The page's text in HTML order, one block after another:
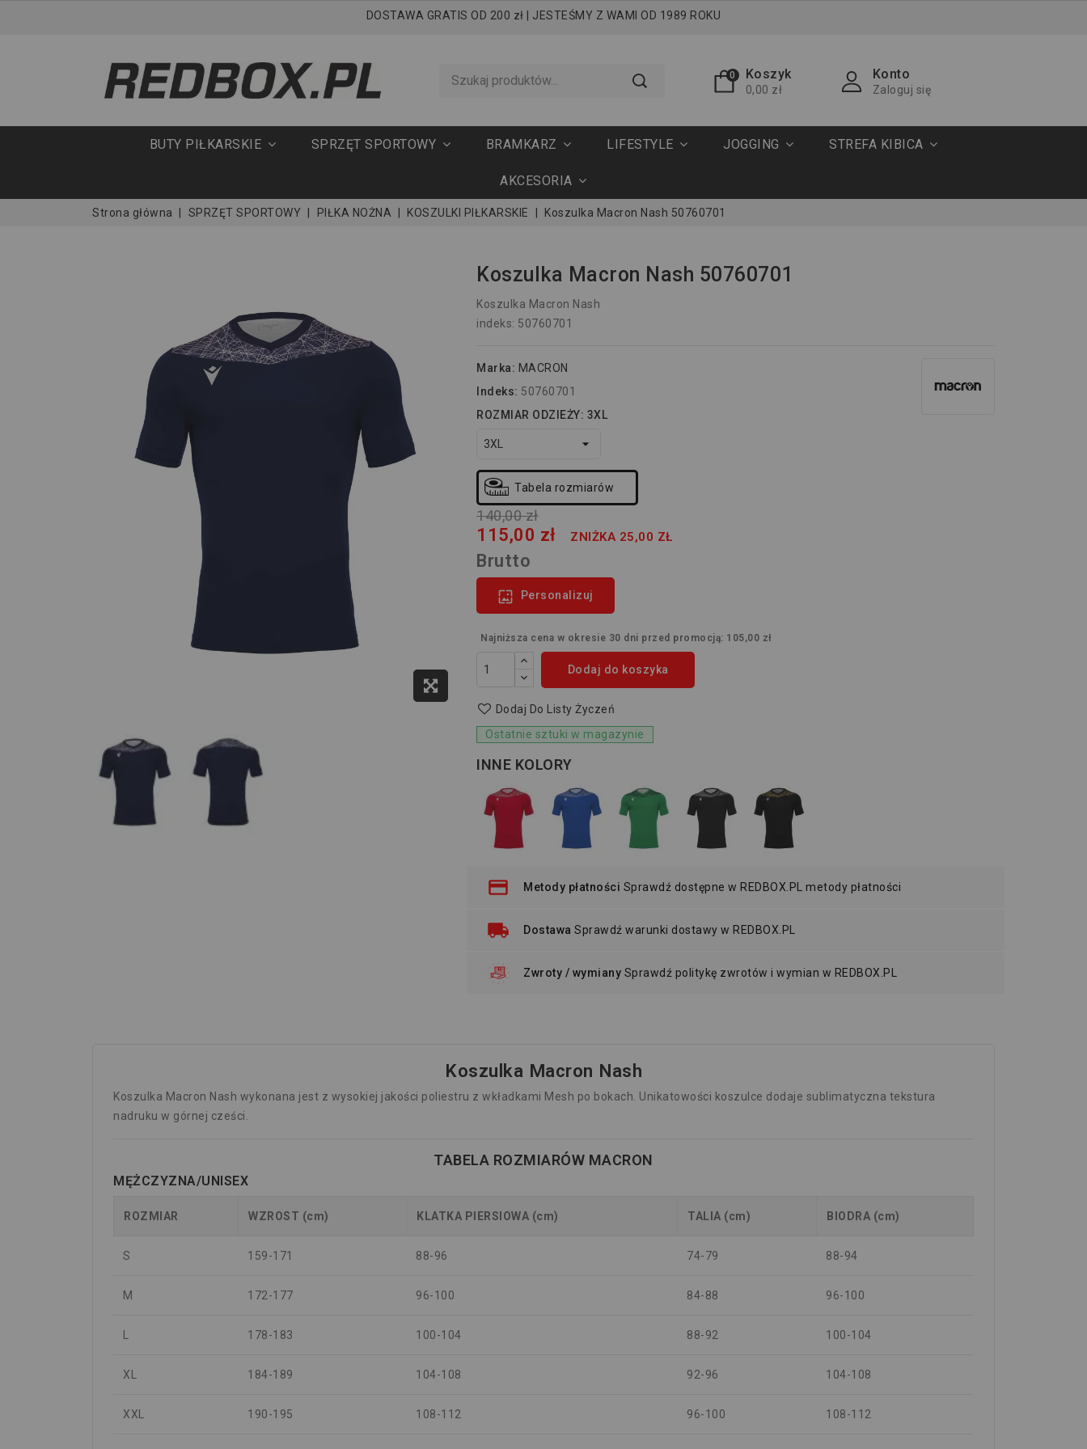
DOSTAWA GRATIS OD 200 zł | JESTEŚMY Z WAMI OD 1989 ROKU
0 Koszyk
0,00 zł
Konto
Zaloguj się
BUTY PIŁKARSKIE SPRZĘT SPORTOWY BRAMKARZ LIFESTYLE JOGGING STREFA KIBICA
AKCESORIA
Strona główna SPRZĘT SPORTOWY PIŁKA NOŻNA KOSZULKI PIŁKARSKIE Koszulka Macron Nash 50760701
Koszulka Macron Nash 50760701
Koszulka Macron Nash
indeks: 50760701
Marka: MACRON
Indeks: 50760701
ROZMIAR ODZIEŻY: 3XL
Tabela rozmiarów
140,00 zł
115,00 zł ZNIŻKA 25,00 ZŁ
Brutto
 Personalizuj
Najniższa cena w okresie 30 dni przed promocją: 105,00 zł
Dodaj do koszyka
Dodaj Do Listy Życzeń
Ostatnie sztuki w magazynie
INNE KOLORY
Metody płatności Sprawdź dostępne w REDBOX.PL metody płatności
Dostawa Sprawdź warunki dostawy w REDBOX.PL
Zwroty / wymiany Sprawdź politykę zwrotów i wymian w REDBOX.PL
Koszulka Macron Nash
Koszulka Macron Nash wykonana jest z wysokiej jakości poliestru z wkładkami Mesh po bokach. Unikatowości koszulce dodaje sublimatyczna tekstura
nadruku w górnej cześci.
TABELA ROZMIARÓW MACRON
MĘŻCZYZNA/UNISEX
ROZMIAR WZROST (cm) KLATKA PIERSIOWA (cm) TALIA (cm) BIODRA (cm)
S 159-171 88-96 74-79 88-94
M 172-177 96-100 84-88 96-100
178-183 100-104 88-92 100-104
XL 184-189 104-108 92-96 104-108
XXL 190-195 108-112 96-100 108-112